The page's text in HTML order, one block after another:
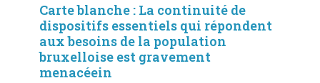
Carte blanche : La continuité de
dispositifs essentiels qui répondent
aux besoins de la population
bruxelloise est gravement
menacéein